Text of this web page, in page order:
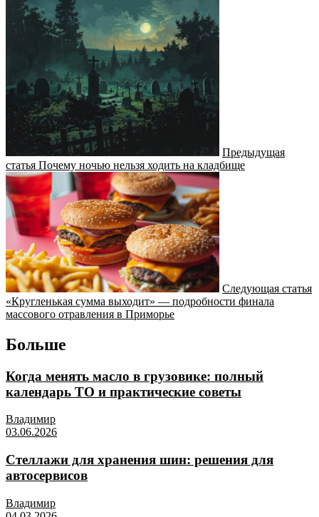
Предыдущая
статья Почему ночью нельзя ходить на кладбище
Следующая статья
«Кругленькая сумма выходит» — подробности финала
массового отравления в Приморье
Больше
Когда менять масло в грузовике: полный
календарь ТО и практические советы
Владимир
03.06.2026
Стеллажи для хранения шин: решения для
автосервисов
Владимир